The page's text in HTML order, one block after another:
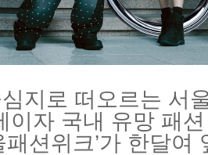
지로 떠오르는 서
이자 국내 유망 패
패션위크’가 한달여